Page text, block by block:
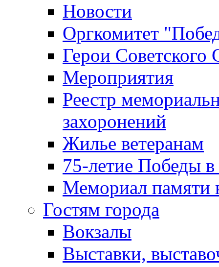
Новости
Оргкомитет
Герои Советского
Мероприятия
Реестр
захоронений
Жилье ветеранам
75-летие Победы
Мемориал памяти
Гостям города
Вокзалы
Выставки,